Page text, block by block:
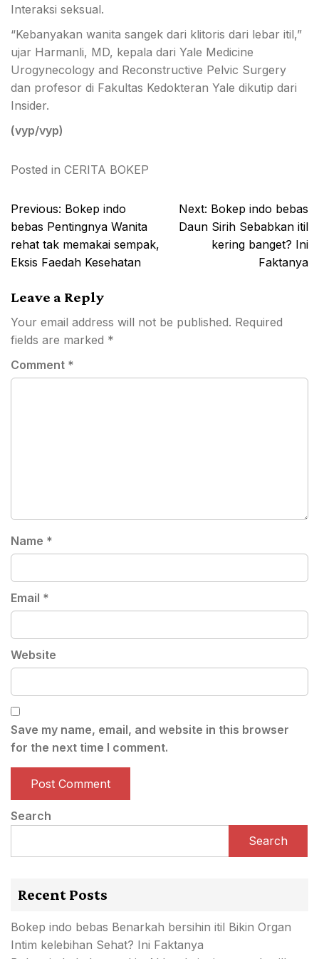
Interaksi seksual.
“Kebanyakan wanita sangek dari klitoris dari lebar itil,”
ujar Harmanli, MD, kepala dari Yale Medicine
Urogynecology and Reconstructive Pelvic Surgery
dan profesor di Fakultas Kedokteran Yale dikutip dari
Insider.
(vyp/vyp)
Posted in CERITA BOKEP
Post
navigation
Previous: Bokep indo
bebas Pentingnya Wanita
rehat tak memakai sempak,
Eksis Faedah Kesehatan
Next: Bokep indo bebas
Daun Sirih Sebabkan itil
kering banget? Ini
Faktanya
Leave a Reply
Your email address will not be published. Required
fields are marked *
Comment *
Name *
Email *
Website
Save my name, email, and website in this browser
for the next time I comment.
Search
Search
Recent Posts
Bokep indo bebas Benarkah bersihin itil Bikin Organ
Intim kelebihan Sehat? Ini Faktanya